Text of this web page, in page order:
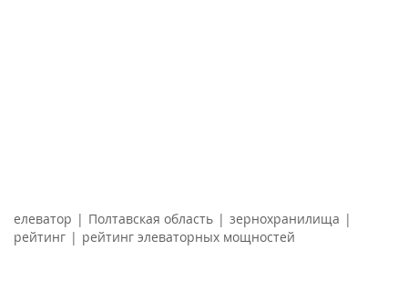
елеватор | Полтавская область | зернохранилища |
рейтинг | рейтинг элеваторных мощностей